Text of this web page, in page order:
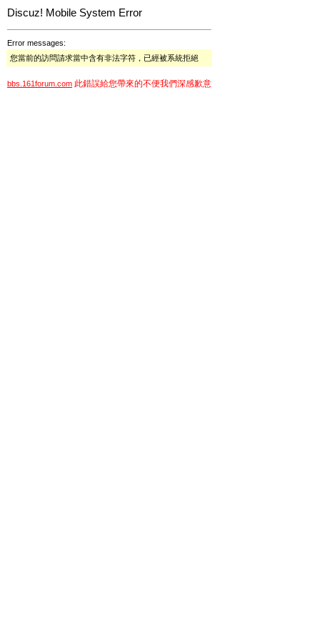
Discuz! Mobile System Error
Error messages:
您當前的訪問請求當中含有非法字符，已經被系統拒絕
bbs.161forum.com 此錯誤給您帶來的不便我們深感歉意